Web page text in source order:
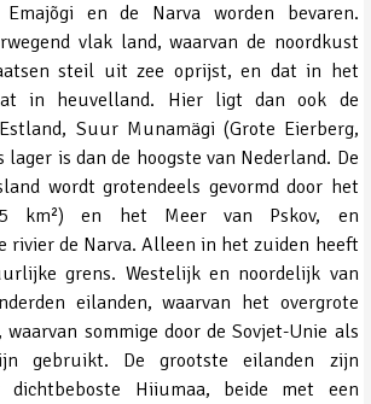
en de Narva worden bevaren.
vlak land, waarvan de noordkust
steil uit zee oprijst, en dat in het
in heuvelland. Hier ligt dan ook de
Suur Munamägi (Grote Eierberg,
is dan de hoogste van Nederland. De
wordt grotendeels gevormd door het
km²) en het Meer van Pskov, en
rivier de Narva. Alleen in het zuiden heeft
grens. Westelijk en noordelijk van
eilanden, waarvan het overgrote
waarvan sommige door de Sovjet-Unie als
gebruikt. De grootste eilanden zijn
dichtbeboste Hiiumaa, beide met een